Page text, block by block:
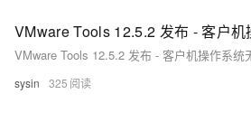
sysin 325